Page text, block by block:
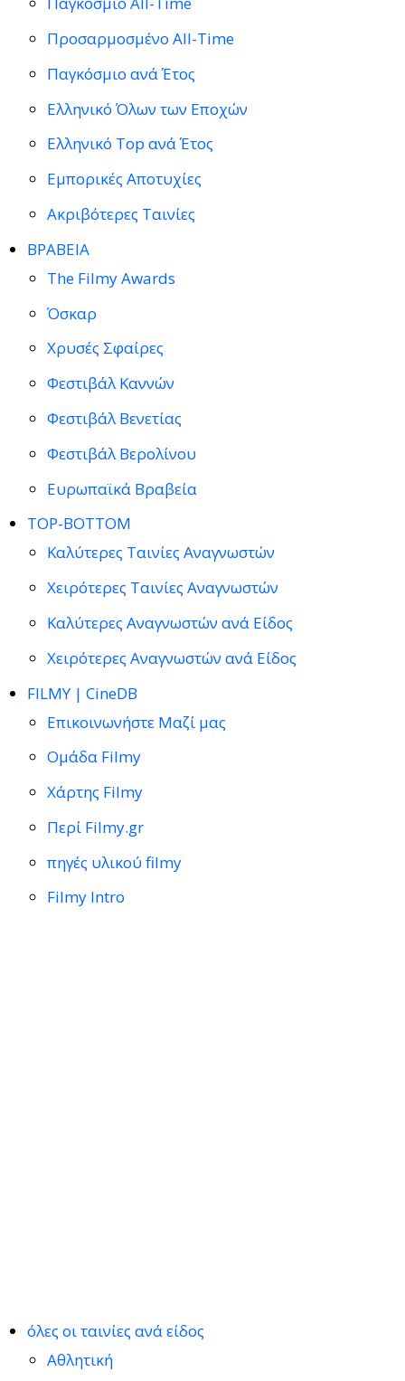
Προσαρμοσμένο All-Time
Παγκόσμιο ανά Έτος
Ελληνικό Όλων των Εποχών
Ελληνικό Top ανά Έτος
Εμπορικές Αποτυχίες
Ακριβότερες Ταινίες
ΒΡΑΒΕΙΑ
The Filmy Awards
Όσκαρ
Χρυσές Σφαίρες
Φεστιβάλ Καννών
Φεστιβάλ Βενετίας
Φεστιβάλ Βερολίνου
Ευρωπαϊκά Βραβεία
TOP-BOTTOM
Καλύτερες Ταινίες Αναγνωστών
Χειρότερες Ταινίες Αναγνωστών
Καλύτερες Αναγνωστών ανά Είδος
Χειρότερες Αναγνωστών ανά Είδος
FILMY | CineDB
Επικοινωνήστε Μαζί μας
Ομάδα Filmy
Χάρτης Filmy
Περί Filmy.gr
πηγές υλικού filmy
Filmy Intro
όλες οι ταινίες ανά είδος
Αθλητική